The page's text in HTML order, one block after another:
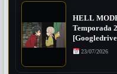
HELL
Temporada
23/07/2026